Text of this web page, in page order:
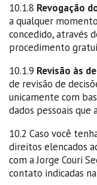
10.1.8 Revogação
a qualquer
concedido, através
procedimento
10.1.9 Revisão às
de revisão de
unicamente com
dados pessoais que
10.2 Caso você
direitos elencados
com a Jorge Couri
contato indicadas